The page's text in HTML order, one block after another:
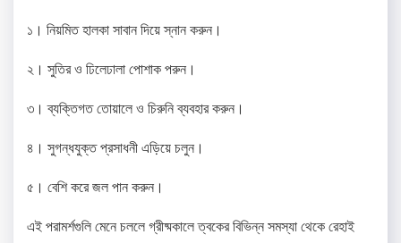
১। নিয়মিত হালকা সাবান দিয়ে স্নান করুন।
২। সুতির ও ঢিলেঢালা পোশাক পরুন।
৩। ব্যক্তিগত তোয়ালে ও চিরুনি ব্যবহার করুন।
৪। সুগন্ধযুক্ত প্রসাধনী এড়িয়ে চলুন।
৫। বেশি করে জল পান করুন।​
এই পরামর্শগুলি মেনে চললে গ্রীষ্মকালে ত্বকের বিভিন্ন সমস্যা থেকে রেহাই